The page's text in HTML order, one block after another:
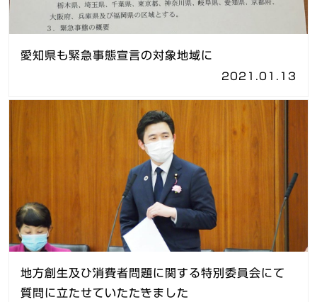
愛知県も緊急事態宣言の対象地域に
2021.01.13
地方創生及び消費者問題に関する特別委員会にて
質問に立たせていただきました